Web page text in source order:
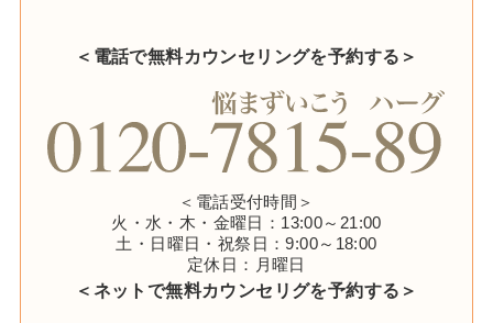
＜電話で無料カウンセリングを予約する＞
＜電話受付時間＞
火・水・木・金曜日：13:00～21:00
土・日曜日・祝祭日：9:00～18:00
定休日：月曜日
＜ネットで無料カウンセリグを予約する＞